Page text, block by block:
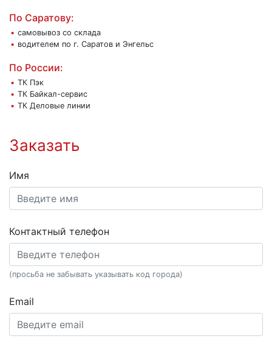
По Саратову:
самовывоз со склада
водителем по г. Саратов и Энгельс
По России:
ТК Пэк
ТК Байкал-сервис
ТК Деловые линии
Заказать
Имя
Контактный телефон
(просьба не забывать указывать код города)
Email